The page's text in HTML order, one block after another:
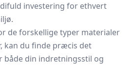
investering for ethvert
de forskellige typer materialer
kan du finde præcis det
både din indretningsstil og